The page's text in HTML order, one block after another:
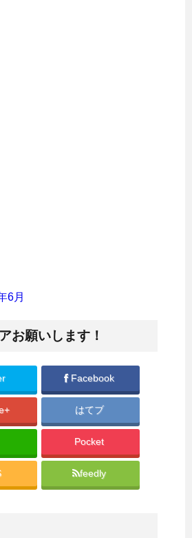
6月
お願いします！
Facebook
はてブ
Pocket
feedly